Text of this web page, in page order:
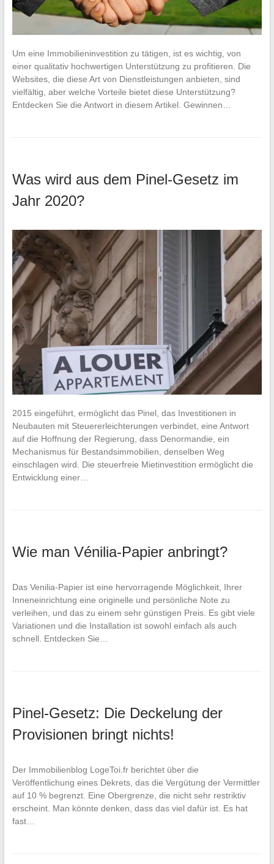
Um eine Immobilieninvestition zu tätigen, ist es wichtig, von
einer qualitativ hochwertigen Unterstützung zu profitieren. Die
Websites, die diese Art von Dienstleistungen anbieten, sind
vielfältig, aber welche Vorteile bietet diese Unterstützung?
Entdecken Sie die Antwort in diesem Artikel. Gewinnen…
Was wird aus dem Pinel-Gesetz im
Jahr 2020?
2015 eingeführt, ermöglicht das Pinel, das Investitionen in
Neubauten mit Steuererleichterungen verbindet, eine Antwort
auf die Hoffnung der Regierung, dass Denormandie, ein
Mechanismus für Bestandsimmobilien, denselben Weg
einschlagen wird. Die steuerfreie Mietinvestition ermöglicht die
Entwicklung einer…
Wie man Vénilia-Papier anbringt?
Das Venilia-Papier ist eine hervorragende Möglichkeit, Ihrer
Inneneinrichtung eine originelle und persönliche Note zu
verleihen, und das zu einem sehr günstigen Preis. Es gibt viele
Variationen und die Installation ist sowohl einfach als auch
schnell. Entdecken Sie…
Pinel-Gesetz: Die Deckelung der
Provisionen bringt nichts!
Der Immobilienblog LogeToi.fr berichtet über die
Veröffentlichung eines Dekrets, das die Vergütung der Vermittler
auf 10 % begrenzt. Eine Obergrenze, die nicht sehr restriktiv
erscheint. Man könnte denken, dass das viel dafür ist. Es hat
fast…